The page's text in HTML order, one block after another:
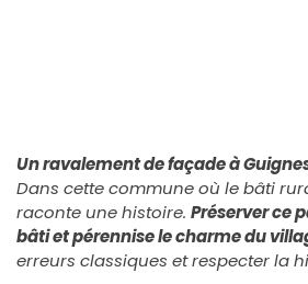
Un ravalement de façade à
Dans cette commune où le bâti
raconte une histoire. Préserver ce
bâti et pérennise le charme du
erreurs classiques et respecter la